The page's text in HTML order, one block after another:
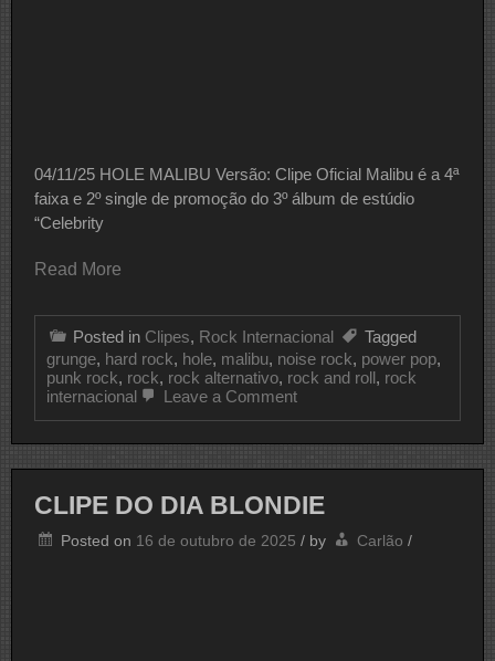
04/11/25 HOLE MALIBU Versão: Clipe Oficial Malibu é a 4ª
faixa e 2º single de promoção do 3º álbum de estúdio
“Celebrity
Read More
Posted in Clipes, Rock Internacional
Tagged
grunge, hard rock, hole, malibu, noise rock, power pop,
punk rock, rock, rock alternativo, rock and roll, rock
internacional
Leave a Commenton
HOLE
CLIPE DO DIA BLONDIE
Posted on 16 de outubro de 2025 / by Carlão /